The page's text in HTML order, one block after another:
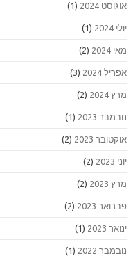
אוגוסט 2024 (1)
יולי 2024 (1)
מאי 2024 (2)
אפריל 2024 (3)
מרץ 2024 (2)
נובמבר 2023 (1)
אוקטובר 2023 (2)
יוני 2023 (2)
מרץ 2023 (2)
פברואר 2023 (2)
ינואר 2023 (1)
נובמבר 2022 (1)